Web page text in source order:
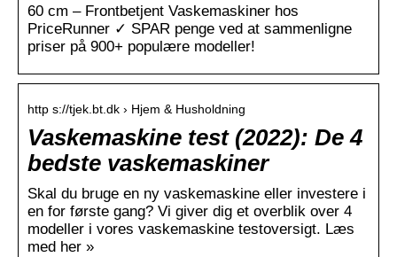
60 cm – Frontbetjent Vaskemaskiner hos
PriceRunner ✓ SPAR penge ved at sammenligne
priser på 900+ populære modeller!
http s://tjek.bt.dk › Hjem & Husholdning
Vaskemaskine test (2022): De 4
bedste vaskemaskiner
Skal du bruge en ny vaskemaskine eller investere i
en for første gang? Vi giver dig et overblik over 4
modeller i vores vaskemaskine testoversigt. Læs
med her »